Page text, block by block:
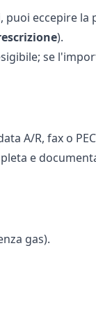
eccepire la
).
se
A/R, fax o
e
gas).